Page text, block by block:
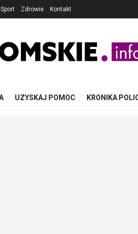
Sport Zdrowie Kontakt
UZYSKAJ POMOC KRONIKA